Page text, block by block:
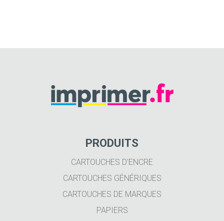
PRODUITS
CARTOUCHES D'ENCRE
CARTOUCHES GÉNÉRIQUES
CARTOUCHES DE MARQUES
PAPIERS